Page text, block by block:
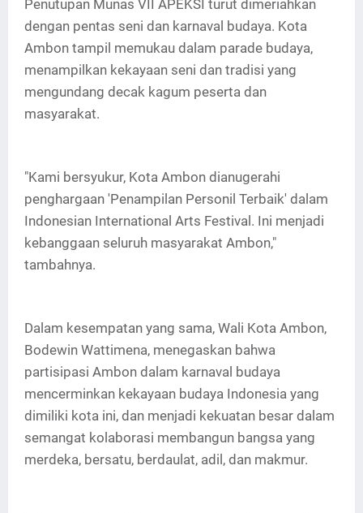
Penutupan Munas VII APEKSI turut dimeriahkan
dengan pentas seni dan karnaval budaya. Kota
Ambon tampil memukau dalam parade budaya,
menampilkan kekayaan seni dan tradisi yang
mengundang decak kagum peserta dan
masyarakat.
"Kami bersyukur, Kota Ambon dianugerahi
penghargaan 'Penampilan Personil Terbaik' dalam
Indonesian International Arts Festival. Ini menjadi
kebanggaan seluruh masyarakat Ambon,"
tambahnya.
Dalam kesempatan yang sama, Wali Kota Ambon,
Bodewin Wattimena, menegaskan bahwa
partisipasi Ambon dalam karnaval budaya
mencerminkan kekayaan budaya Indonesia yang
dimiliki kota ini, dan menjadi kekuatan besar dalam
semangat kolaborasi membangun bangsa yang
merdeka, bersatu, berdaulat, adil, dan makmur.